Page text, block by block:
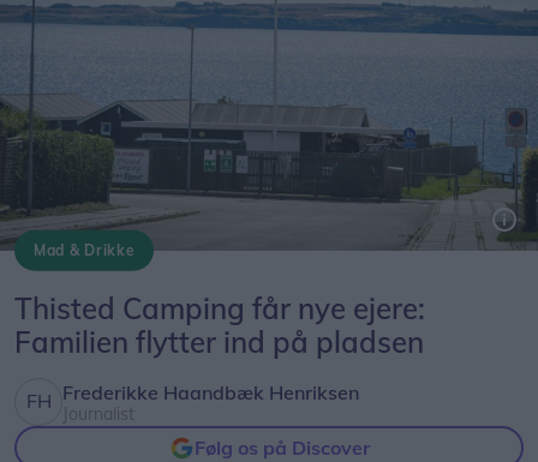
Mad & Drikke
Thisted Camping får nye ejere:
Familien flytter ind på pladsen
Frederikke Haandbæk Henriksen
Journalist
Følg os på Discover